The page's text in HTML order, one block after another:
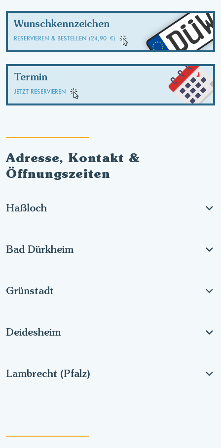
Wunschkennzeichen
RESERVIEREN & BESTELLEN (24,90 €)
Termin
JETZT RESERVIEREN
Adresse, Kontakt &
Öffnungszeiten
Haßloch
Bad Dürkheim
Grünstadt
Deidesheim
Lambrecht (Pfalz)